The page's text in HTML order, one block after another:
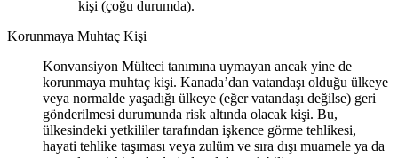
kişi (çoğu durumda).
Korunmaya Muhtaç Kişi
Konvansiyon Mülteci tanımına uymayan ancak yine de
korunmaya muhtaç kişi. Kanada’dan vatandaşı olduğu ülkeye
veya normalde yaşadığı ülkeye (eğer vatandaşı değilse) geri
gönderilmesi durumunda risk altında olacak kişi. Bu,
ülkesindeki yetkililer tarafından işkence görme tehlikesi,
hayati tehlike taşıması veya zulüm ve sıra dışı muamele ya da